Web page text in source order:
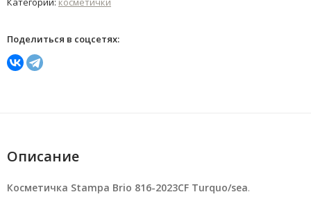
Поделиться в соцсетях:
Описание
Косметичка Stampa Brio 816-2023CF Turquo/sea.